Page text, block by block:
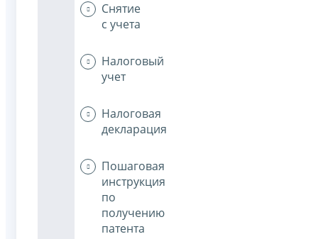
Снятие
с учета
Налоговый
учет
Налоговая
декларация
Пошаговая
инструкция
по
получению
патента